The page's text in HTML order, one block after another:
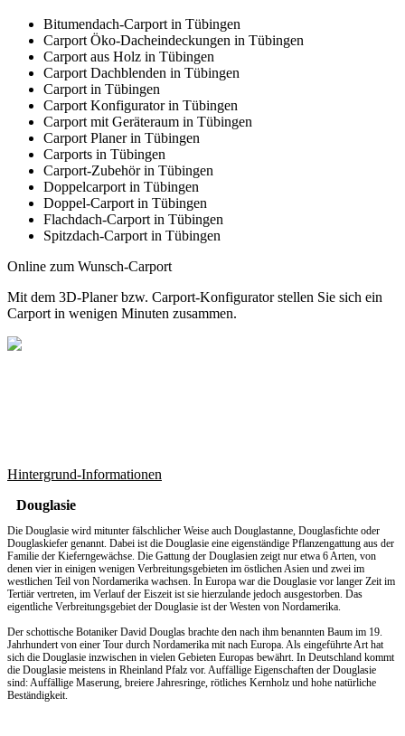
Bitumendach-Carport in Tübingen
Carport Öko-Dacheindeckungen in Tübingen
Carport aus Holz in Tübingen
Carport Dachblenden in Tübingen
Carport in Tübingen
Carport Konfigurator in Tübingen
Carport mit Geräteraum in Tübingen
Carport Planer in Tübingen
Carports in Tübingen
Carport-Zubehör in Tübingen
Doppelcarport in Tübingen
Doppel-Carport in Tübingen
Flachdach-Carport in Tübingen
Spitzdach-Carport in Tübingen
Online zum Wunsch-Carport
Mit dem 3D-Planerbzw. Carport-Konfiguratorstellen Sie sich ein
Carport in wenigen Minuten zusammen.
Hintergrund-Informationen
Douglasie
Die Douglasie wird mitunter fälschlicher Weise auch Douglastanne, Douglasfichte oder
Douglaskiefer genannt. Dabei ist die Douglasie eine eigenständige Pflanzengattung aus der
Familie der Kieferngewächse. Die Gattung der Douglasien zeigt nur etwa 6 Arten, von
denen vier in einigen wenigen Verbreitungsgebieten im östlichen Asien und zwei im
westlichen Teil von Nordamerika wachsen. In Europa war die Douglasie vor langer Zeit im
Tertiär vertreten, im Verlauf der Eiszeit ist sie hierzulande jedoch ausgestorben. Das
eigentliche Verbreitungsgebiet der Douglasie ist der Westen von Nordamerika.
Der schottische Botaniker David Douglas brachte den nach ihm benannten Baum im 19.
Jahrhundert von einer Tour durch Nordamerika mit nach Europa. Als eingeführte Art hat
sich die Douglasie inzwischen in vielen Gebieten Europas bewährt. In Deutschland kommt
die Douglasie meistens in Rheinland Pfalz vor. Auffällige Eigenschaften der Douglasie
sind: Auffällige Maserung, breiere Jahresringe, rötliches Kernholz und hohe natürliche
Beständigkeit.